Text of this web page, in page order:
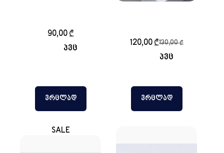
90,00₾
პვც
ᲕᲠᲪᲚᲐᲓ
130,00₾
120,00₾
პვც
ᲕᲠᲪᲚᲐᲓ
SALE